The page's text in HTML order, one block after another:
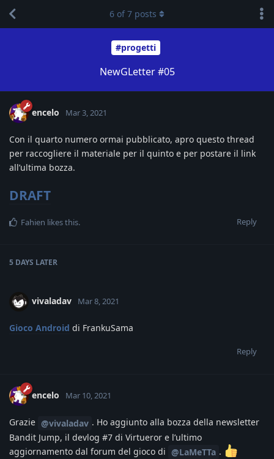
#progetti
NewGLetter #05
6 of7 posts
encelo Mar 3, 2021
Con il quarto numero ormai pubblicato, apro questo thread
per raccogliere il materiale per il quinto e per postare il link
all’ultima bozza.
DRAFT
Reply
Fahien likes this.
5 DAYS LATER
vivaladav Mar 8, 2021
Gioco Android di FrankuSama
Reply
encelo Mar 10, 2021
Grazie @vivaladav . Ho aggiunto alla bozza della newsletter
Bandit Jump, il devlog #7 di Virtueror e l’ultimo
aggiornamento dal forum del gioco di @LaMeTTa .